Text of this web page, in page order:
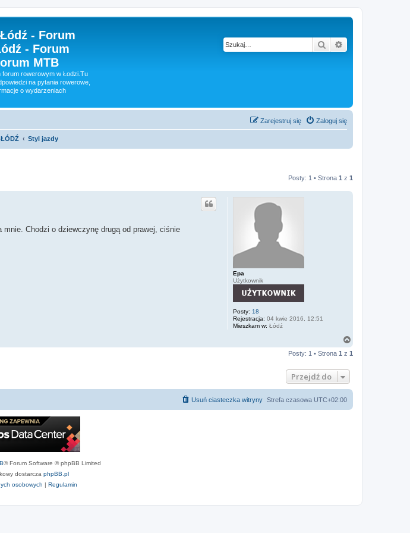
- Forum
- Forum
MTB
rowerowym w Łodzi.Tu
na pytania rowerowe,
o wydarzeniach
Szukaj
Zaloguj się
Zarejestruj się
Styl jazdy
Posty: 1 • Strona 1 z 1
Epa
Użytkownik
Posty: 18
Rejestracja: 04 kwie 2016, 12:51
Mieszkam w: Łódź
Chodzi o dziewczynę drugą od prawej, ciśnie
g
Posty: 1 • Strona 1 z 1
Przejdź do
Strefa czasowa UTC+02:00
Usuń ciasteczka witryny
® Forum Software © phpBB Limited
dostarcza phpBB.pl
osobowych | Regulamin